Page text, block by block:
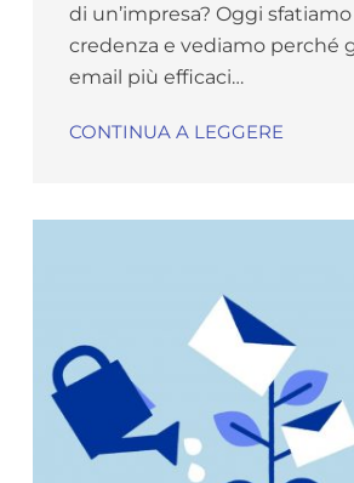
di un’impresa? Oggi
credenza e vediamo perché
email più efficaci…
CONTINUA A LEGGERE